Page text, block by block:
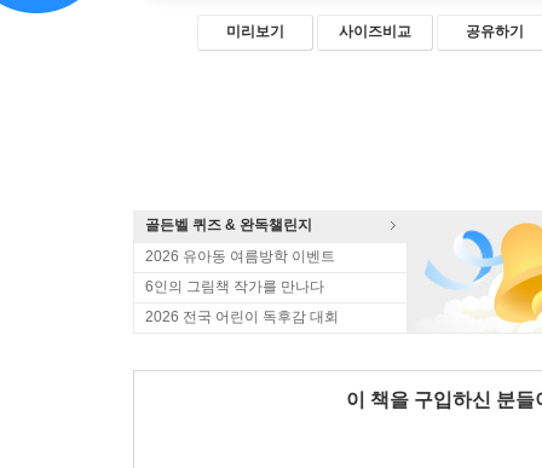
미리보기 사이즈비교 공유하기
골든벨 퀴즈 & 완독챌린지
2026 유아동 여름방학 이벤트
6인의 그림책 작가를 만나다
2026 전국 어린이 독후감 대회
이 책을 구입하신 분